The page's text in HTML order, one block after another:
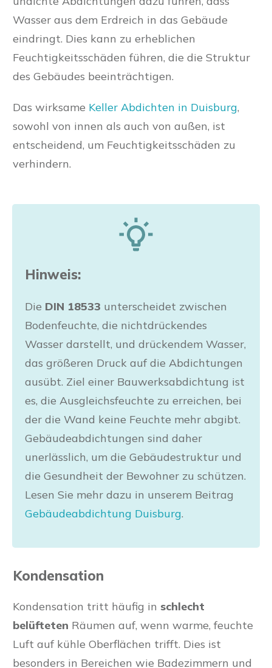
Wasser aus dem Erdreich in das Gebäude
eindringt. Dies kann zu erheblichen
Feuchtigkeitsschäden führen, die die Struktur
des Gebäudes beeinträchtigen.
Das wirksame Keller Abdichten in Duisburg,
sowohl von innen als auch von außen, ist
entscheidend, um Feuchtigkeitsschäden zu
verhindern.
Hinweis:
Die DIN 18533 unterscheidet zwischen
Bodenfeuchte, die nichtdrückendes
Wasser darstellt, und drückendem Wasser,
das größeren Druck auf die Abdichtungen
ausübt. Ziel einer Bauwerksabdichtung ist
es, die Ausgleichsfeuchte zu erreichen, bei
der die Wand keine Feuchte mehr abgibt.
Gebäudeabdichtungen sind daher
unerlässlich, um die Gebäudestruktur und
die Gesundheit der Bewohner zu schützen.
Lesen Sie mehr dazu in unserem Beitrag
Gebäudeabdichtung Duisburg.
Kondensation
Kondensation tritt häufig in schlecht
belüfteten Räumen auf, wenn warme, feuchte
Luft auf kühle Oberflächen trifft. Dies ist
besonders in Bereichen wie Badezimmern und